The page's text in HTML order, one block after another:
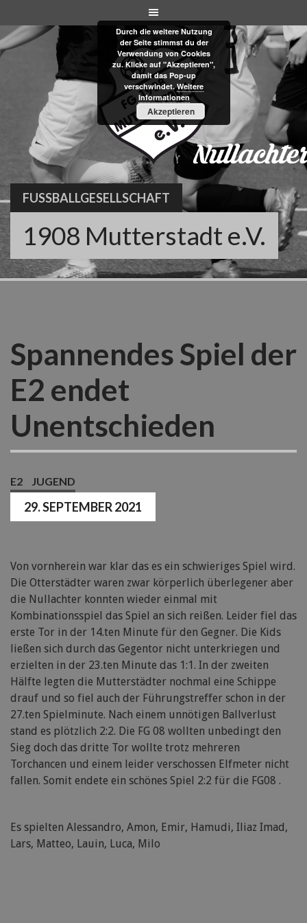
to
content
FUSSBALLGESELLSCHAFT
1908 Mutterstadt e.V.
Spannendes Spiel der
E2 endet
Unentschieden
E2 JUGEND
29. SEPTEMBER 2021
Von vornherein war klar das es ein schwieriges Spiel wird.
Die Otterstädter waren zwar körperlich überlegener aber
die Nullachter konnten wieder einmal mit
Kombinationsspiel das Spiel an sich reißen. Leider fiel das
erste Tor in der 14.ten Minute für den Gegner. Die Kids
ließen sich durch das Gegentor nicht unterkriegen und
erzielten in der 23.ten Minute das 1:1. In der zweiten
Hälfte legten die Mutterstädter nochmal eine Schippe
drauf und so fiel auch der Führungstreffer schon in der
27.ten Spielminute. Nach einem unnötigen Ballverlust
stand es plötzlich 2:2. Die FG 08 wollten unbedingt den
Sieg doch das dritte Tor wollte trotz mehreren
Torchancen und einem leider verschossen Elfmeter nicht
fallen. Somit endete ein schönes Spiel 2:2 für die FG08 .
Es spielten Alessandro, Amon, Emir, Hamudi, Iliaz Imad,
Lars, Matteo, Lauin, Luca, Milo
Durch die weitere Nutzung
der Seite stimmst du der
Verwendung von Cookies
zu. Klicke auf "Akzeptieren",
damit das Pop-up
verschwindet.Weitere
Informationen
Akzeptieren